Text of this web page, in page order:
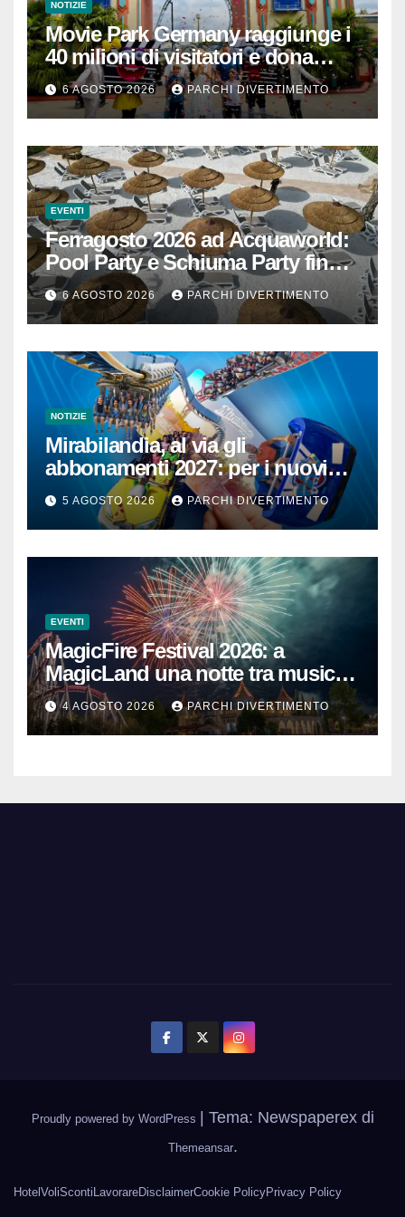
NOTIZIE
Movie Park Germany raggiunge i
40 milioni di visitatori e dona
40.000 euro
6 AGOSTO 2026 PARCHI DIVERTIMENTO
EVENTI
Ferragosto 2026 ad Acquaworld:
Pool Party e Schiuma Party fino a
mezzanotte
6 AGOSTO 2026 PARCHI DIVERTIMENTO
NOTIZIE
Mirabilandia, al via gli
abbonamenti 2027: per i nuovi
iscritti il 2026 è in omaggio
5 AGOSTO 2026 PARCHI DIVERTIMENTO
EVENTI
MagicFire Festival 2026: a
MagicLand una notte tra musica,
fuochi d’artificio e attrazioni
4 AGOSTO 2026 PARCHI DIVERTIMENTO
Proudly powered by WordPress Tema: Newspaperex di
Themeansar.
Hotel VoliSconti LavorareDisclaimerCookie PolicyPrivacy Policy